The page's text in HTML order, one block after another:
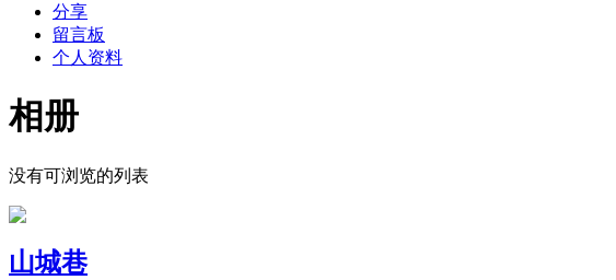
分享
留言板
个人资料
相册
没有可浏览的列表
山城巷